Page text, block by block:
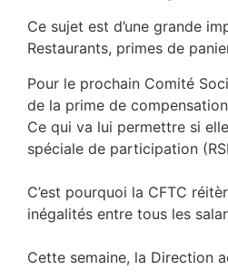
Ce sujet est d’une grande
Restaurants, primes de
Pour le prochain Comité
de la prime de
Ce qui va lui permettre si
spéciale de participation
C’est pourquoi la CFTC
inégalités entre tous les
Cette semaine, la Direction